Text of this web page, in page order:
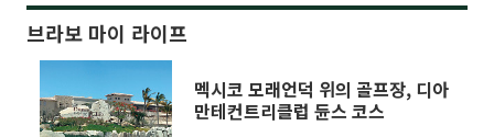
브라보 마이 라이프
멕시코 모래언덕 위의 골프장, 디아
만테컨트리클럽 듄스 코스